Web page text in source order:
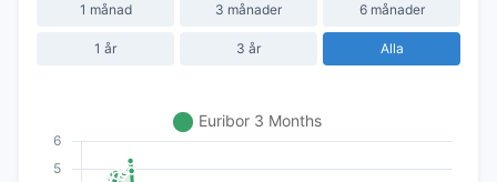
1 månad 3 månader 6 månader
1 år 3 år Alla